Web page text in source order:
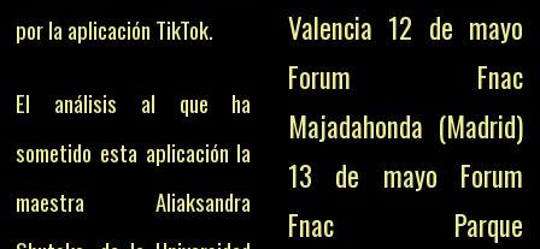
por la aplicación TikTok.
El análisis al que ha
sometido esta aplicación la
maestra Aliaksandra
Valencia 12 de mayo
Forum Fnac
Majadahonda (Madrid)
13 de mayo Forum
Fnac Parque